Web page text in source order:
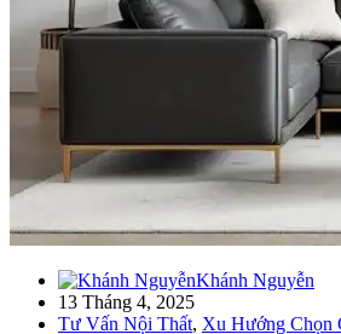
Khánh Nguyễn
13 Tháng 4, 2025
Tư Vấn Nội Thất, Xu Hướng Chọn